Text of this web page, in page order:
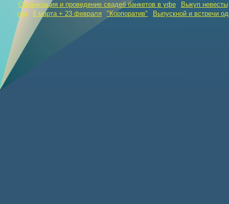
Организация и проведение свадеб банкетов в уфе
Выкуп невесты
год
8 марта + 23 февраля "Корпоратив" Выпускной и встречи